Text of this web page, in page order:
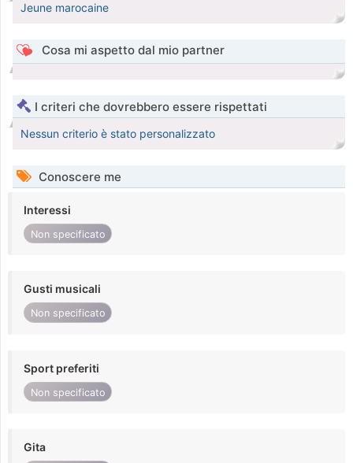
Jeune marocaine
Cosa mi aspetto dal mio partner
I criteri che dovrebbero essere rispettati
Nessun criterio è stato personalizzato
Conoscere me
Interessi
Non specificato
Gusti musicali
Non specificato
Sport preferiti
Non specificato
Gita